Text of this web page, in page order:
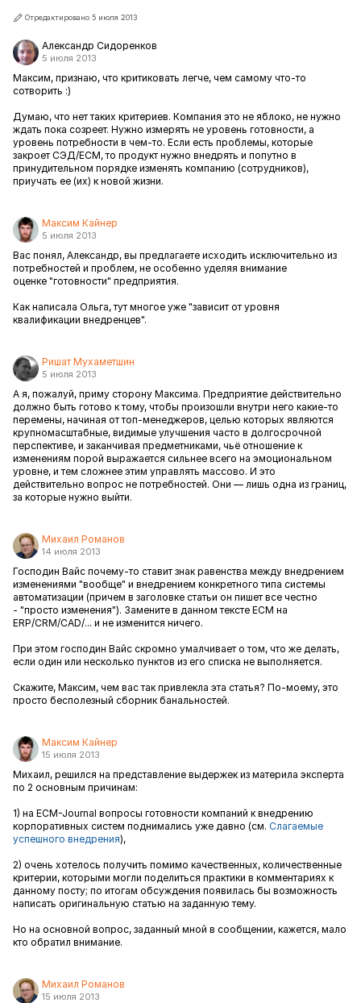
Отредактировано 5 июля 2013
Александр Сидоренков
5 июля 2013
Максим, признаю, что критиковать легче, чем самому что-то
сотворить :)
Думаю, что нет таких критериев. Компания это не яблоко, не нужно
ждать пока созреет. Нужно измерять не уровень готовности, а
уровень потребности в чем-то. Если есть проблемы, которые
закроет СЭД/ECM, то продукт нужно внедрять и попутно в
принудительном порядке изменять компанию (сотрудников),
приучать ее (их) к новой жизни.
Максим Кайнер
5 июля 2013
Вас понял, Александр, вы предлагаете исходить исключительно из
потребностей и проблем, не особенно уделяя внимание
оценке "готовности" предприятия.
Как написала Ольга, тут многое уже "зависит от уровня
квалификации внедренцев".
Ришат Мухаметшин
5 июля 2013
А я, пожалуй, приму сторону Максима. Предприятие действительно
должно быть готово к тому, чтобы произошли внутри него какие-то
перемены, начиная от топ-менеджеров, целью которых являются
крупномасштабные, видимые улучшения часто в долгосрочной
перспективе, и заканчивая предметниками, чьё отношение к
изменениям порой выражается сильнее всего на эмоциональном
уровне, и тем сложнее этим управлять массово. И это
действительно вопрос не потребностей. Они — лишь одна из границ,
за которые нужно выйти.
Михаил Романов
14 июля 2013
Господин Вайс почему-то ставит знак равенства между внедрением
изменениями "вообще" и внедрением конкретного типа системы
автоматизации (причем в заголовке статьи он пишет все честно
- "просто изменения"). Замените в данном тексте ECM на
ERP/CRM/CAD/... и не изменится ничего.
При этом господин Вайс скромно умалчивает о том, что же делать,
если один или несколько пунктов из его списка не выполняется.
Скажите, Максим, чем вас так привлекла эта статья? По-моему, это
просто бесполезный сборник банальностей.
Максим Кайнер
15 июля 2013
Михаил, решился на представление выдержек из материла эксперта
по 2 основным причинам:
1) на ECM-Journal вопросы готовности компаний к внедрению
корпоративных систем поднимались уже давно (см. Слагаемые
успешного внедрения),
2) очень хотелось получить помимо качественных, количественные
критерии, которыми могли поделиться практики в комментариях к
данному посту; по итогам обсуждения появилась бы возможность
написать оригинальную статью на заданную тему.
Но на основной вопрос, заданный мной в сообщении, кажется, мало
кто обратил внимание.
Михаил Романов
15 июля 2013